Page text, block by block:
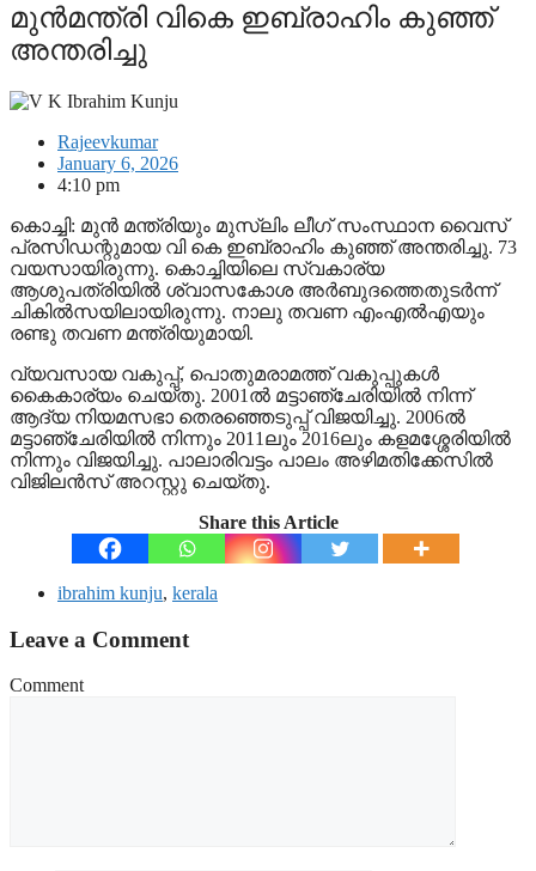
മുന്‍മന്ത്രി വികെ ഇബ്രാഹിം കുഞ്ഞ്
അന്തരിച്ചു
Rajeevkumar
January 6, 2026
4:10 pm
കൊച്ചി: മുന്‍ മന്ത്രിയും മുസ്ലിം ലീഗ് സംസ്ഥാന വൈസ്
പ്രസിഡന്റുമായ വി കെ ഇബ്രാഹിം കുഞ്ഞ് അന്തരിച്ചു. 73
വയസായിരുന്നു. കൊച്ചിയിലെ സ്വകാര്യ
ആശുപത്രിയില്‍ ശ്വാസകോശ അര്‍ബുദത്തെതുടര്‍ന്ന്
ചികില്‍സയിലായിരുന്നു. നാലു തവണ എംഎല്‍എയും
രണ്ടു തവണ മന്ത്രിയുമായി.
വ്യവസായ വകുപ്പ്, പൊതുമരാമത്ത് വകുപ്പുകള്‍
കൈകാര്യം ചെയ്തു. 2001ല്‍ മട്ടാഞ്ചേരിയില്‍ നിന്ന്
ആദ്യ നിയമസഭാ തെരഞ്ഞെടുപ്പ് വിജയിച്ചു. 2006ല്‍
മട്ടാഞ്ചേരിയില്‍ നിന്നും 2011ലും 2016ലും കളമശ്ശേരിയില്‍
നിന്നും വിജയിച്ചു. പാലാരിവട്ടം പാലം അഴിമതിക്കേസില്‍
വിജിലന്‍സ് അറസ്റ്റു ചെയ്തു.
Share this Article
ibrahim kunju, kerala
Leave a Comment
Comment